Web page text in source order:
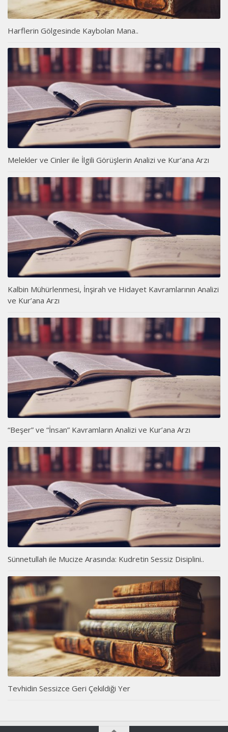
Harflerin Gölgesinde Kaybolan Mana..
Melekler ve Cinler ile İlgili Görüşlerin Analizi ve Kur’ana Arzı
Kalbin Mühürlenmesi, İnşirah ve Hidayet Kavramlarının Analizi
ve Kur’ana Arzı
“Beşer” ve “İnsan” Kavramların Analizi ve Kur’ana Arzı
Sünnetullah ile Mucize Arasında: Kudretin Sessiz Disiplini..
Tevhidin Sessizce Geri Çekildiği Yer